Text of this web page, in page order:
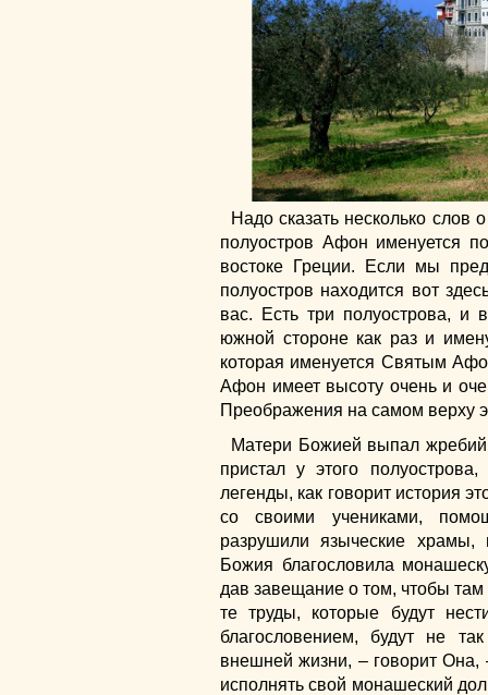
Надо сказать несколько слов
полуостров Афон именуется
востоке Греции. Если мы
полуостров находится вот
вас. Есть три полуострова, и
южной стороне как раз и
которая именуется Святым
Афон имеет высоту очень и
Преображения на самом верху
Матери Божией выпал
пристал у этого
легенды, как говорит история
со своими учениками,
разрушили языческие храмы,
Божия благословила
дав завещание о том, чтобы
те труды, которые будут
благословением, будут не
внешней жизни, – говорит
исполнять свой монашеский